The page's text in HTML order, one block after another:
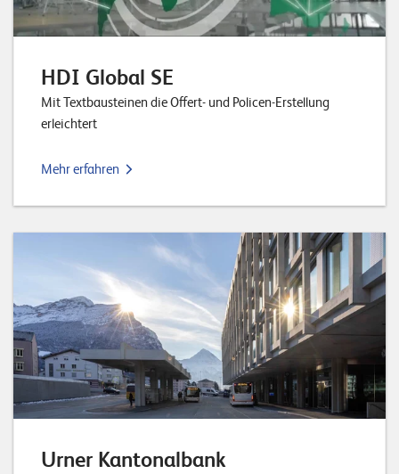
HDI Global SE
Mit Textbausteinen die Offert- und Policen-Erstellung
erleichtert
Mehr erfahren
Urner Kantonalbank